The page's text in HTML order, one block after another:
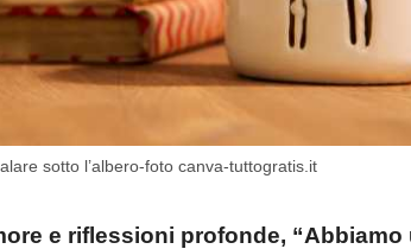
sotto l’albero-foto canva-tuttogratis.it
e riflessioni profonde, “Abbiamo